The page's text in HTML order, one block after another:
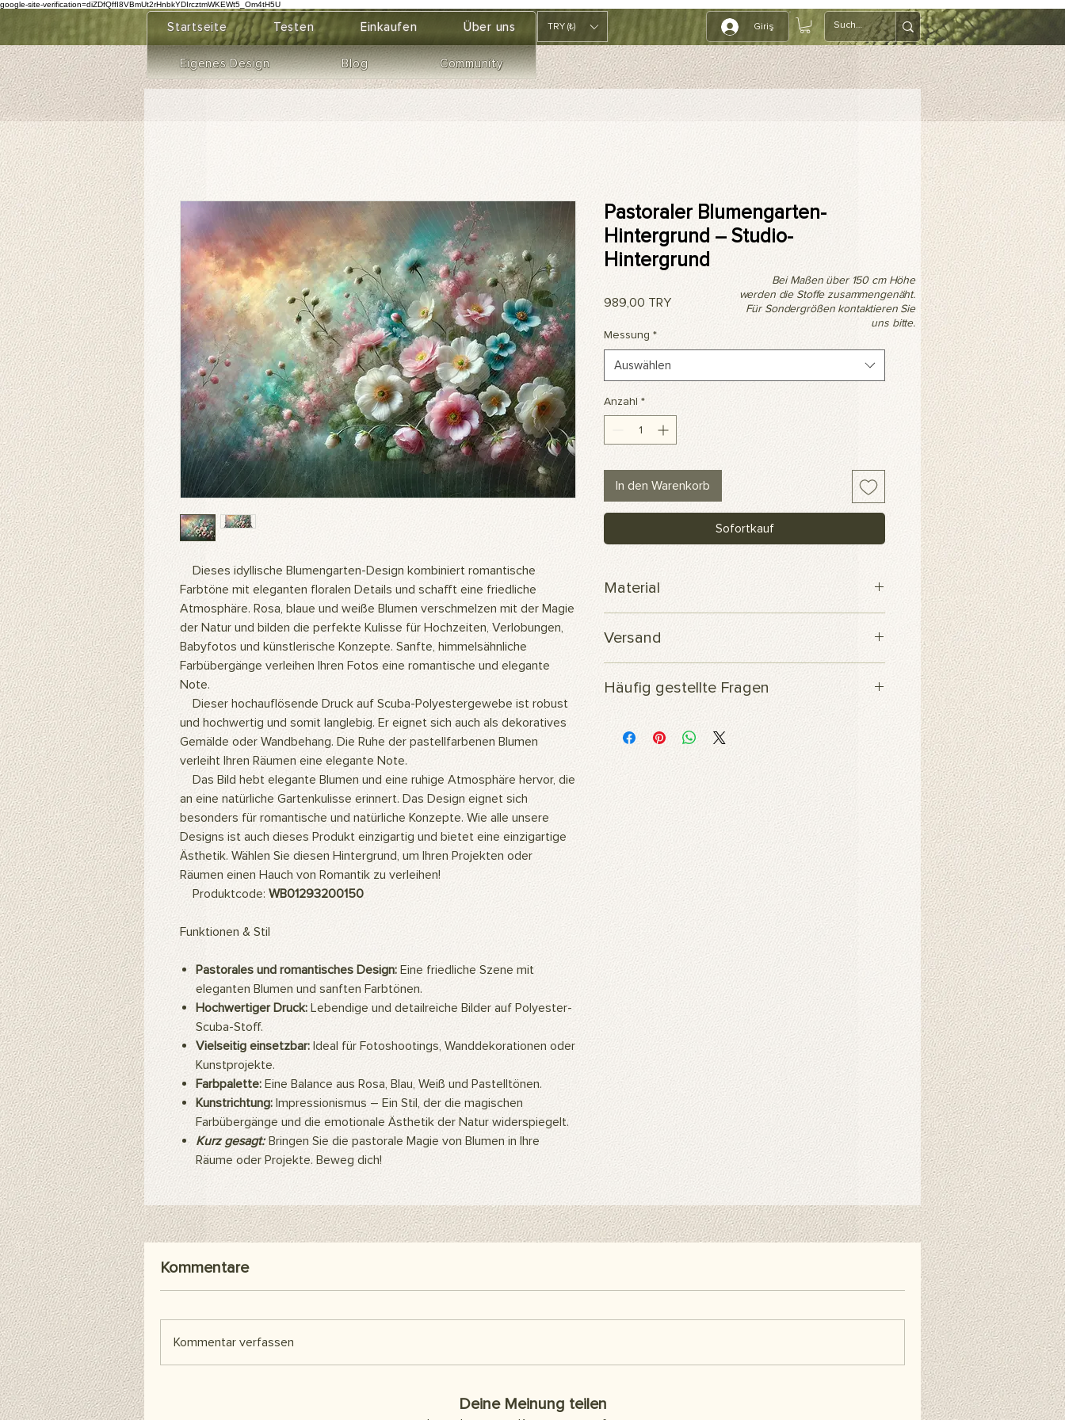
google-site-verification=diZDfQffI8VBmUt2rHnbkYDIrcztmWKEWt5_Om4tH5U
Startseite Testen Einkaufen Über uns
Eigenes Design Blog Community
TRY (₺) Giriş
Dieses idyllische Blumengarten-Design kombiniert romantische
Farbtöne mit eleganten floralen Details und schafft eine friedliche
Atmosphäre. Rosa, blaue und weiße Blumen verschmelzen mit der Magie
der Natur und bilden die perfekte Kulisse für Hochzeiten, Verlobungen,
Babyfotos und künstlerische Konzepte. Sanfte, himmelsähnliche
Farbübergänge verleihen Ihren Fotos eine romantische und elegante
Note.
Dieser hochauflösende Druck auf Scuba-Polyestergewebe ist robust
und hochwertig und somit langlebig. Er eignet sich auch als dekoratives
Gemälde oder Wandbehang. Die Ruhe der pastellfarbenen Blumen
verleiht Ihren Räumen eine elegante Note.
Das Bild hebt elegante Blumen und eine ruhige Atmosphäre hervor, die
an eine natürliche Gartenkulisse erinnert. Das Design eignet sich
besonders für romantische und natürliche Konzepte. Wie alle unsere
Designs ist auch dieses Produkt einzigartig und bietet eine einzigartige
Ästhetik. Wählen Sie diesen Hintergrund, um Ihren Projekten oder
Räumen einen Hauch von Romantik zu verleihen!
Produktcode: WB01293200150
Funktionen & Stil
Pastorales und romantisches Design: Eine friedliche Szene mit
eleganten Blumen und sanften Farbtönen.
Hochwertiger Druck: Lebendige und detailreiche Bilder auf Polyester-
Scuba-Stoff.
Vielseitig einsetzbar: Ideal für Fotoshootings, Wanddekorationen oder
Kunstprojekte.
Farbpalette: Eine Balance aus Rosa, Blau, Weiß und Pastelltönen.
Kunstrichtung: Impressionismus – Ein Stil, der die magischen
Farbübergänge und die emotionale Ästhetik der Natur widerspiegelt.
Kurz gesagt:Bringen Sie die pastorale Magie von Blumen in Ihre
Räume oder Projekte. Beweg dich!
Pastoraler Blumengarten-
Hintergrund – Studio-
Hintergrund
989,00 TRYPreis
Messung *
Auswählen
Anzahl *
In den Warenkorb
Sofortkauf
Material
Versand
Ihre Bestellung wird innerhalb von 3 Werktagen
versendet.
Häufig gestellte Fragen
Unsere Bilder werden auf strapazierfähigem,
daher ideal für langlebige Hintergrunddrucke für
Fotoshootings und Dekorationszwecke.
oder mit einem feuchten Tuch abgewischt werden.
Wofür wird das Produkt verwendet?
Unsere Produkte sind als Hintergründe für
professionelle Studio-Fotoshootings konzipiert. Sie
können auch als Wandbehänge verwendet werden und
so ein ästhetisch ansprechendes Ambiente in Ihrem
Zuhause oder Büro schaffen. Sie können auch als
Gemälde an die Wand gehängt werden. Die
hochauflösenden Bilder auf unseren Produkten werden
mithilfe künstlicher Intelligenz erzeugt und schaffen
eine warme und natürliche Atmosphäre.
Für die Verwendung des Hintergrunds wird in der Regel
ein Hintergrundständer benötigt. Mit speziellen
Hintergrundclips können Sie ihn einfach am Ständer
Klebeband oder Klebestreifen verwenden, wenn Sie es
als Abdeckung an die Wand hängen möchten. Diese
Artikel sind separat erhältlich und nicht im Lieferumfang
enthalten.
Hier finden Sie alle häufig gestellten Fragen.
Bei Maßen über 150 cm Höhe
werden die Stoffe zusammengenäht.
Für Sondergrößen kontaktieren Sie
uns bitte.
Kommentare
Kommentar verfassen
Deine Meinung teilen